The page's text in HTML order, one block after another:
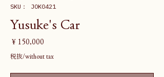
SKU： JOK0421
Yusuke's Car
￥150,000
税抜/without tax